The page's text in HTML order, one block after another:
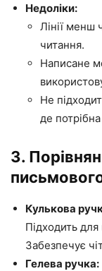
Недоліки:
Лінії менш
читання.
Написане
Не
де потрібна
3.
Кулькова
Підходить
Забезпечує
Гелева ручка: